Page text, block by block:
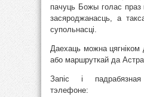
пачуць Божы голас праз
засяроджанасць, а
супольнасці.
Даехаць можна цягніком
або маршруткай да
Запіс і
тэлефоне: